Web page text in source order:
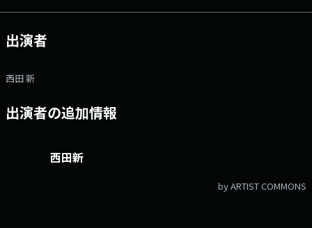
出演者
西田 新
出演者の追加情報
西田新
by ARTIST COMMONS